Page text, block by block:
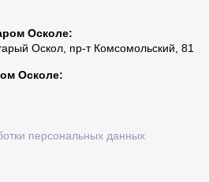
Осколе:
Оскол, пр-т Комсомольский, 81
Осколе:
персональных данных